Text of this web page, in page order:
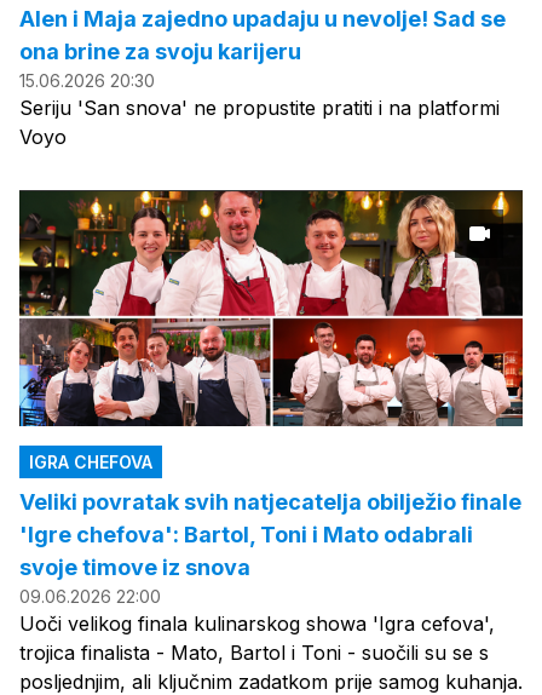
Alen i Maja zajedno upadaju u nevolje! Sad se
ona brine za svoju karijeru
15.06.2026 20:30
Seriju 'San snova' ne propustite pratiti i na platformi
Voyo
IGRA CHEFOVA
Veliki povratak svih natjecatelja obilježio finale
'Igre chefova': Bartol, Toni i Mato odabrali
svoje timove iz snova
09.06.2026 22:00
Uoči velikog finala kulinarskog showa 'Igra cefova',
trojica finalista - Mato, Bartol i Toni - suočili su se s
posljednjim, ali ključnim zadatkom prije samog kuhanja.